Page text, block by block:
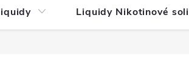
Liquidy Nikotinové soli